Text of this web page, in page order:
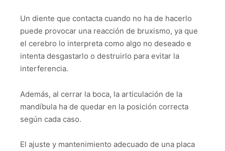
Un diente que contacta cuando no ha de hacerlo
puede provocar una reacción de bruxismo, ya que
el cerebro lo interpreta como algo no deseado e
intenta desgastarlo o destruirlo para evitar la
interferencia.
Además, al cerrar la boca, la articulación de la
mandíbula ha de quedar en la posición correcta
según cada caso.
El ajuste y mantenimiento adecuado de una placa